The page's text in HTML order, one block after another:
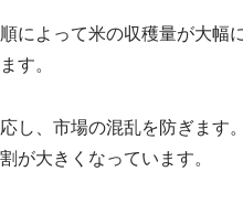
によって米の収穫量が大
す。
し、市場の混乱を防ぎま
が大きくなっています。